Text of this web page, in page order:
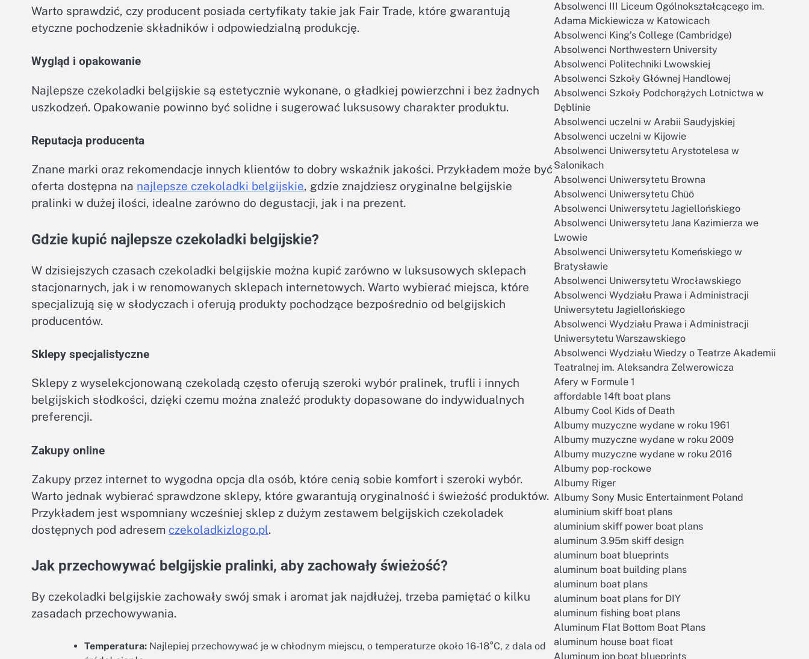
Warto sprawdzić, czy producent posiada certyfikaty takie jak Fair Trade, które gwarantują
etyczne pochodzenie składników i odpowiedzialną produkcję.
Wygląd i opakowanie
Najlepsze czekoladki belgijskie są estetycznie wykonane, o gładkiej powierzchni i bez żadnych
uszkodzeń. Opakowanie powinno być solidne i sugerować luksusowy charakter produktu.
Reputacja producenta
Znane marki oraz rekomendacje innych klientów to dobry wskaźnik jakości. Przykładem może być
oferta dostępna na najlepsze czekoladki belgijskie, gdzie znajdziesz oryginalne belgijskie
pralinki w dużej ilości, idealne zarówno do degustacji, jak i na prezent.
Gdzie kupić najlepsze czekoladki belgijskie?
W dzisiejszych czasach czekoladki belgijskie można kupić zarówno w luksusowych sklepach
stacjonarnych, jak i w renomowanych sklepach internetowych. Warto wybierać miejsca, które
specjalizują się w słodyczach i oferują produkty pochodzące bezpośrednio od belgijskich
producentów.
Sklepy specjalistyczne
Sklepy z wyselekcjonowaną czekoladą często oferują szeroki wybór pralinek, trufli i innych
belgijskich słodkości, dzięki czemu można znaleźć produkty dopasowane do indywidualnych
preferencji.
Zakupy online
Zakupy przez internet to wygodna opcja dla osób, które cenią sobie komfort i szeroki wybór.
Warto jednak wybierać sprawdzone sklepy, które gwarantują oryginalność i świeżość produktów.
Przykładem jest wspomniany wcześniej sklep z dużym zestawem belgijskich czekoladek
dostępnych pod adresem czekoladkizlogo.pl.
Jak przechowywać belgijskie pralinki, aby zachowały świeżość?
By czekoladki belgijskie zachowały swój smak i aromat jak najdłużej, trzeba pamiętać o kilku
zasadach przechowywania.
Temperatura: Najlepiej przechowywać je w chłodnym miejscu, o temperaturze około 16-18°C, z dala od
Absolwenci III Liceum Ogólnokształcącego im.
Adama Mickiewicza w Katowicach
Absolwenci King’s College (Cambridge)
Absolwenci Northwestern University
Absolwenci Politechniki Lwowskiej
Absolwenci Szkoły Głównej Handlowej
Absolwenci Szkoły Podchorążych Lotnictwa w
Dęblinie
Absolwenci uczelni w Arabii Saudyjskiej
Absolwenci uczelni w Kijowie
Absolwenci Uniwersytetu Arystotelesa w
Salonikach
Absolwenci Uniwersytetu Browna
Absolwenci Uniwersytetu Chūō
Absolwenci Uniwersytetu Jagiellońskiego
Absolwenci Uniwersytetu Jana Kazimierza we
Lwowie
Absolwenci Uniwersytetu Komeńskiego w
Bratysławie
Absolwenci Uniwersytetu Wrocławskiego
Absolwenci Wydziału Prawa i Administracji
Uniwersytetu Jagiellońskiego
Absolwenci Wydziału Prawa i Administracji
Uniwersytetu Warszawskiego
Absolwenci Wydziału Wiedzy o Teatrze Akademii
Teatralnej im. Aleksandra Zelwerowicza
Afery w Formule 1
affordable 14ft boat plans
Albumy Cool Kids of Death
Albumy muzyczne wydane w roku 1961
Albumy muzyczne wydane w roku 2009
Albumy muzyczne wydane w roku 2016
Albumy pop-rockowe
Albumy Riger
Albumy Sony Music Entertainment Poland
aluminium skiff boat plans
aluminium skiff power boat plans
aluminum 3.95m skiff design
aluminum boat blueprints
aluminum boat building plans
aluminum boat plans
aluminum boat plans for DIY
aluminum fishing boat plans
Aluminum Flat Bottom Boat Plans
aluminum house boat float
Aluminum jon boat blueprints